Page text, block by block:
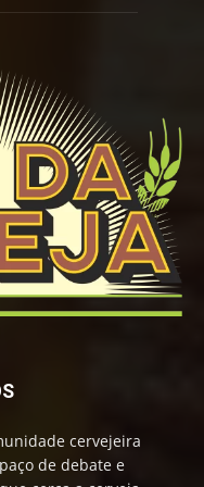
cervejeira
de debate e